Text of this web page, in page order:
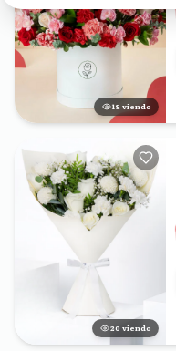
17 viendo
21 viendo